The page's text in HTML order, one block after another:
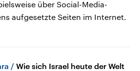
über Social-Media-
aufgesetzte Seiten im Internet.
Wie sich Israel heute der Welt